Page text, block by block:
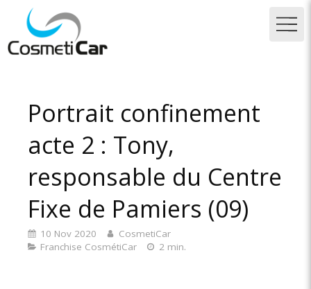
Portrait confinement
acte 2 : Tony,
responsable du Centre
Fixe de Pamiers (09)
10 Nov 2020
CosmetiCar
Franchise CosmétiCar
2 min.